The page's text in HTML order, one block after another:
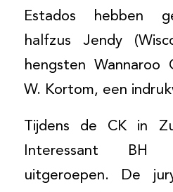
Estados hebben
halfzus Jendy
hengsten
W. Kortom, een
Tijdens de CK in
Interessant BH
uitgeroepen. De